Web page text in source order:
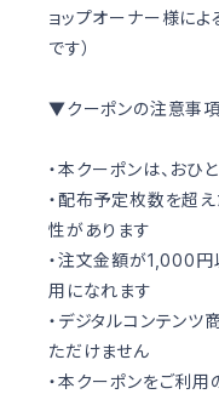
ョップオーナー様に
です）
▼クーポンの注意事項
・本クーポンは、おひ
・配布予定枚数を超
性があります
・注文金額が1,000円
用になれます
・デジタルコンテンツ
ただけません
・本クーポンをご利用